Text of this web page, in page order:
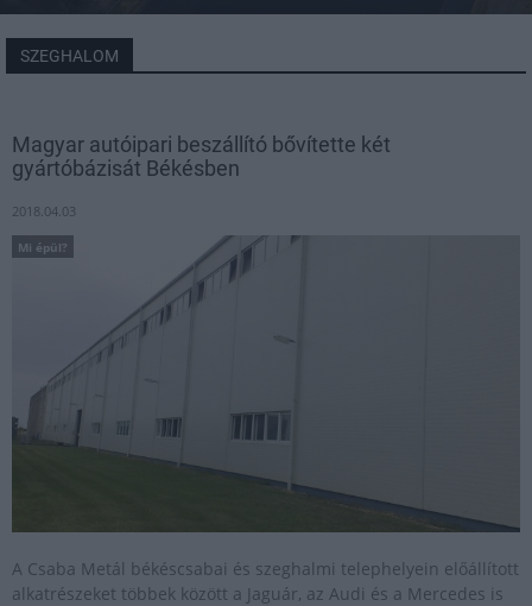
SZEGHALOM
Magyar autóipari beszállító bővítette két
gyártóbázisát Békésben
2018.04.03
Mi épül?
A Csaba Metál békéscsabai és szeghalmi telephelyein előállított
alkatrészeket többek között a Jaguár, az Audi és a Mercedes is